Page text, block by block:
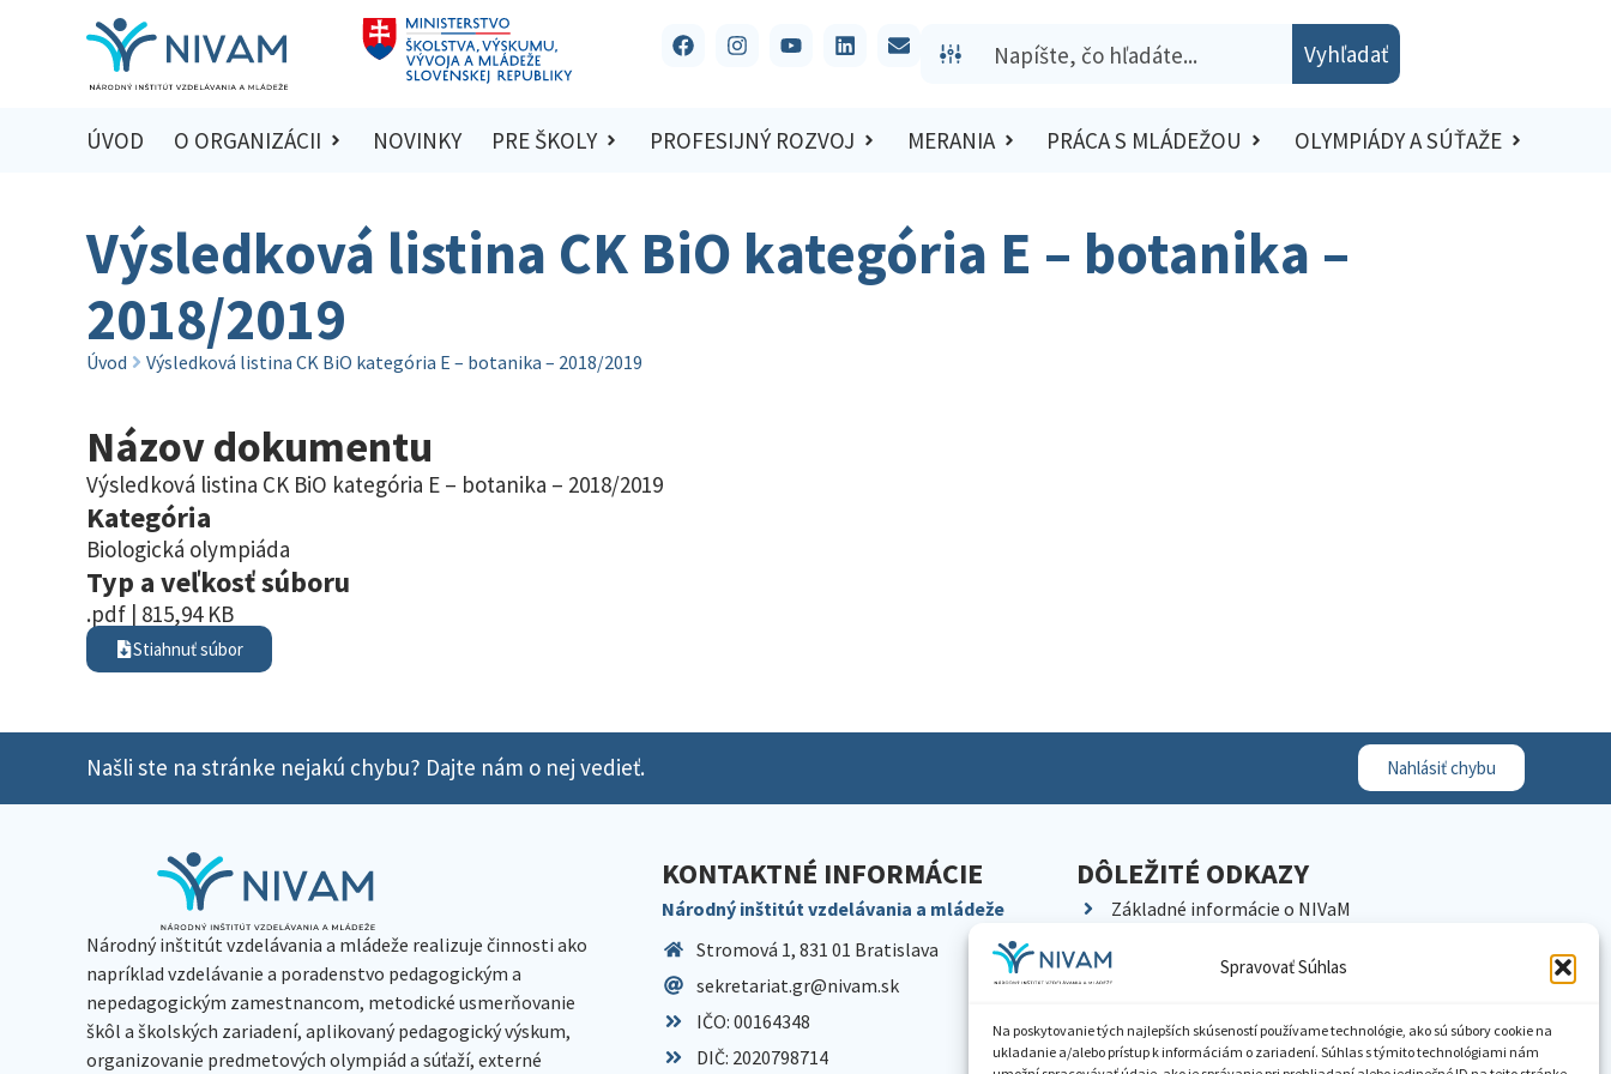
Spravovať Súhlas
Na poskytovanie tých najlepších skúseností používame technológie, ako sú súbory cookie na
ukladanie a/alebo prístup k informáciám o zariadení. Súhlas s týmito technológiami nám
Vyhľadať
ÚVOD O ORGANIZÁCII NOVINKY PRE ŠKOLY PROFESIJNÝ ROZVOJ MERANIA PRÁCA S MLÁDEŽOU OLYMPIÁDY A SÚŤAŽE
Výsledková listina CK BiO kategória E – botanika –
2018/2019
Úvod Výsledková listina CK BiO kategória E – botanika – 2018/2019
Názov dokumentu
Výsledková listina CK BiO kategória E – botanika – 2018/2019
Kategória
Biologická olympiáda
Typ a veľkosť súboru
.pdf | 815,94 KB
Stiahnuť súbor
Našli ste na stránke nejakú chybu? Dajte nám o nej vedieť. Nahlásiť chybu
Národný inštitút vzdelávania a mládeže realizuje činnosti ako
napríklad vzdelávanie a poradenstvo pedagogickým a
nepedagogickým zamestnancom, metodické usmerňovanie
škôl a školských zariadení, aplikovaný pedagogický výskum,
organizovanie predmetových olympiád a súťaží, externé
KONTAKTNÉ INFORMÁCIE
Národný inštitút vzdelávania a mládeže
Stromová 1, 831 01 Bratislava
sekretariat.gr@nivam.sk
IČO: 00164348
DIČ: 2020798714
DÔLEŽITÉ ODKAZY
Základné informácie o NIVaM
Kariéra
Pracoviská NIVaM